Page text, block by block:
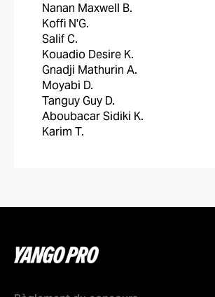
Nanan Maxwell B.
Koffi N'G.
Salif C.
Kouadio Desire K.
Gnadji Mathurin A.
Moyabi D.
Tanguy Guy D.
Aboubacar Sidiki K.
Karim T.